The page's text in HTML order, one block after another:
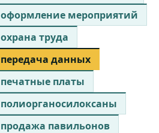
оформление мероприятий
охрана труда
передача данных
печатные платы
полиорганосилоксаны
продажа павильонов